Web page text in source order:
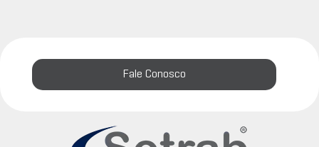
Fale Conosco